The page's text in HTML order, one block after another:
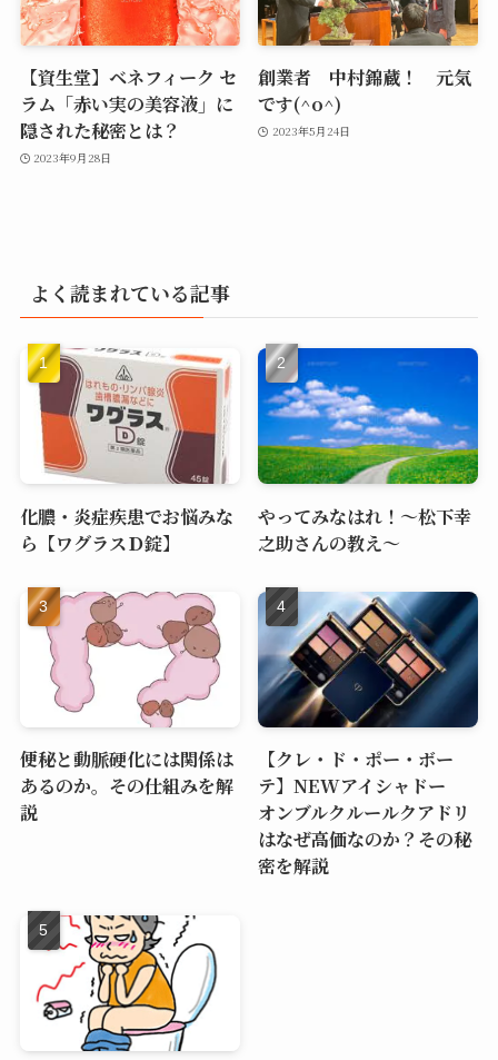
【資生堂】ベネフィーク セ
ラム「赤い実の美容液」に
隠された秘密とは？
2023年9月28日
創業者 中村錦蔵！ 元気
です(^o^)
2023年5月24日
よく読まれている記事
化膿・炎症疾患でお悩みな
ら【ワグラスＤ錠】
やってみなはれ！～松下幸
之助さんの教え～
便秘と動脈硬化には関係は
あるのか。その仕組みを解
説
【クレ・ド・ポー・ボー
テ】NEWアイシャドー
オンブルクルールクアドリ
はなぜ高価なのか？その秘
密を解説